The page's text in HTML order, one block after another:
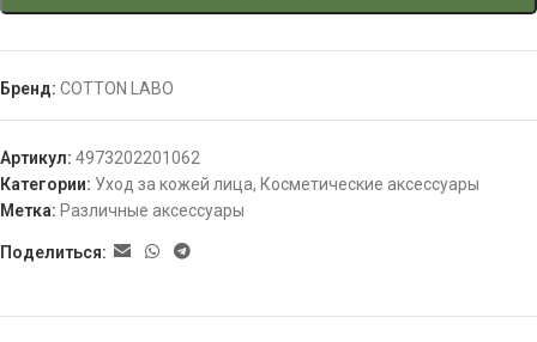
Бренд: COTTON LABO
Артикул: 4973202201062
Категории: Уход за кожей лица, Косметические аксессуары
Метка: Различные аксессуары
Поделиться: